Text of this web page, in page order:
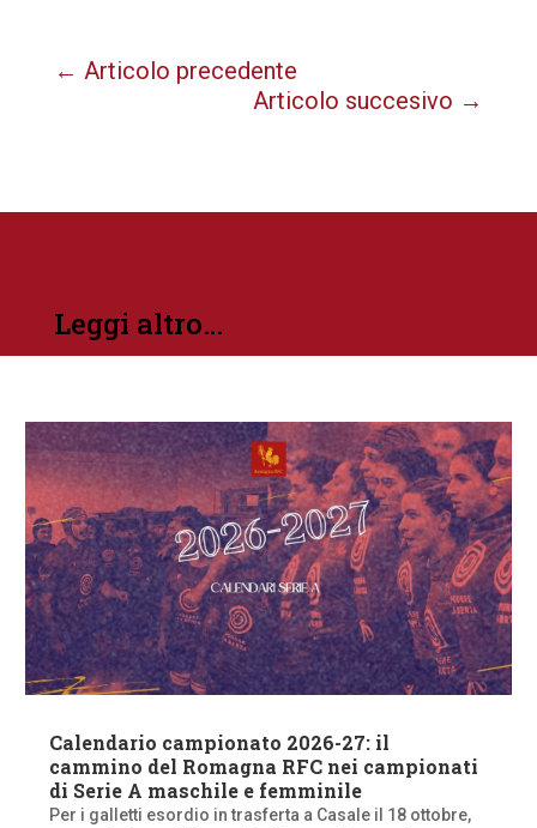
← Articolo precedente
Articolo succesivo →
Leggi altro…
Calendario campionato 2026-27: il
cammino del Romagna RFC nei campionati
di Serie A maschile e femminile
Per i galletti esordio in trasferta a Casale il 18 ottobre,